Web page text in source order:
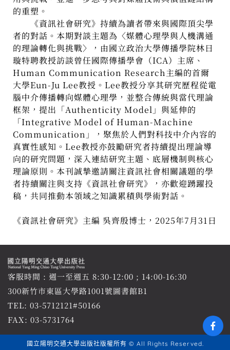
的重塑。
《資訊社會研究》持續為讀者帶來與國際頂尖學
者的對話。本期對談主題為〈媒體心理學與人機溝通
的理論轉化與挑戰〉，由國立政治大學傳播學院林日
璇特聘教授訪談曾任國際傳播學會（ICA）主席、
Human Communication Research主編的首爾
大學Eun-Ju Lee教授。Lee教授分享其研究歷程從電
腦中介傳播轉向媒體心理學，並整合傳統與當代理論
框架，提出「Authenticity Model」與延伸的
「Integrative Model of Human-Machine
Communication」，聚焦於人們對科技中介內容的
真實性感知。Lee教授亦鼓勵研究者持續提出理論導
向的研究問題，深入連結研究主題、底層機制與核心
理論原則。本刊誠摯邀請關注資訊社會相關議題的學
者持續關注與支持《資訊社會研究》，亦歡迎踴躍投
稿，共同推動本領域之知識累積與學術對話。
《資訊社會研究》主編 吳齊殷博士，2025年7月31日
客服時間 : 週一至週五 8:30-12:00 ; 14:00-16:30
300新竹市東區大學路1001號圖書館B1
TEL: 03-5712121#50166
FAX: 03-5731764
國立陽明交通大學出版社版權所有 © All Rights Reserved.